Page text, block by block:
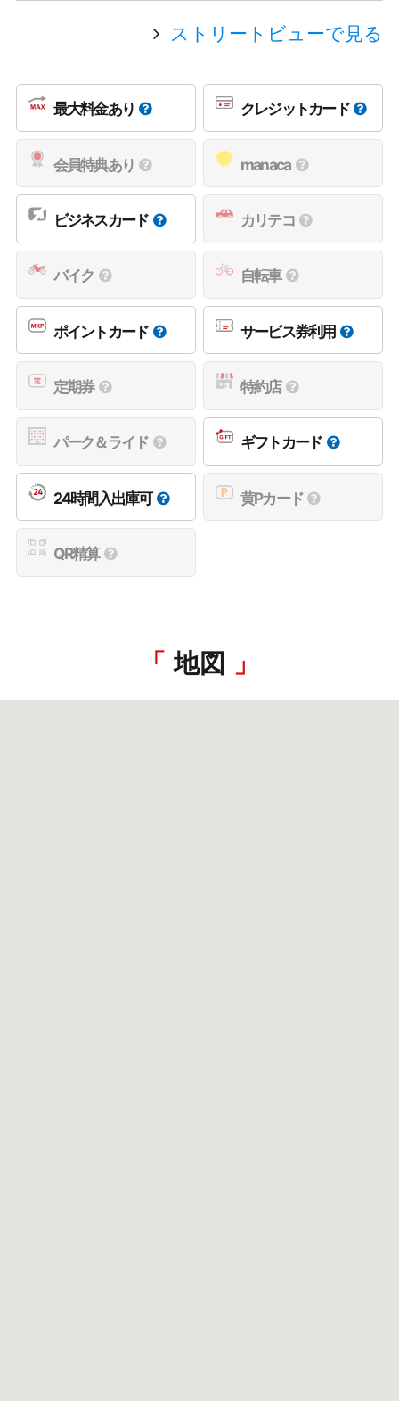
ストリートビューで見る
最大料金あり クレジットカード
会員特典あり manaca
ビジネスカード カリテコ
バイク 自転車
ポイントカード サービス券利用
定期券 特約店
パーク＆ライド ギフトカード
24時間入出庫可 黄Pカード
QR精算
地図